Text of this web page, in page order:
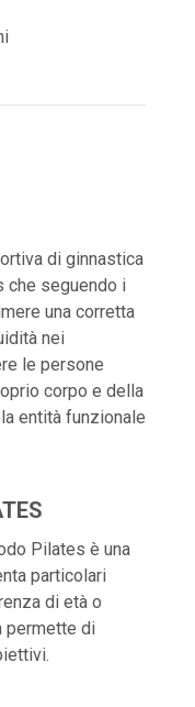
di ginnastica
che seguendo i
una corretta
nei
le persone
corpo e della
entità funzionale
Pilates è una
particolari
di età o
permette di